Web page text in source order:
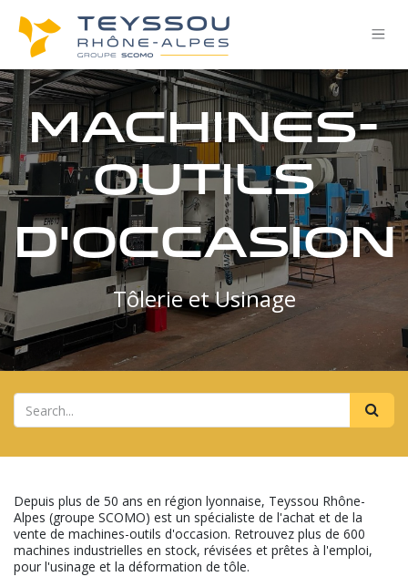
Machines-
outils
d'occasion ​
Tôlerie et Usinage
Depuis plus de 50 ans en région lyonnaise, Teyssou Rhône-
Alpes (groupe SCOMO) est un spécialiste de l'achat et de la
vente de machines-outils d'occasion. Retrouvez plus de 600
machines industrielles en stock, révisées et prêtes à l'emploi,
pour l'usinage et la déformation de tôle.